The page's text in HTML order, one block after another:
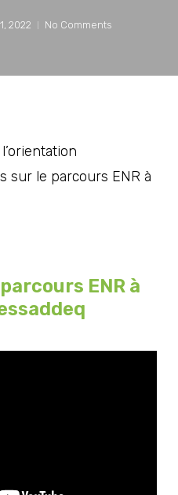
2022 No Comments
sur le parcours ENR à
ENR à